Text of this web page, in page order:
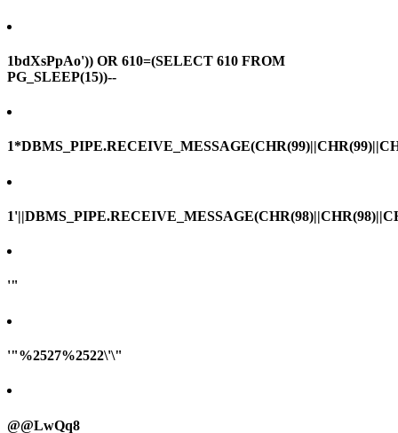
1bdXsPpAo')) OR 610=(SELECT 610 FROM
PG_SLEEP(15))--
'"
'"%2527%2522\'\"
@@LwQq8